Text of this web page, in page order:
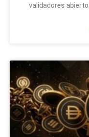
validadores